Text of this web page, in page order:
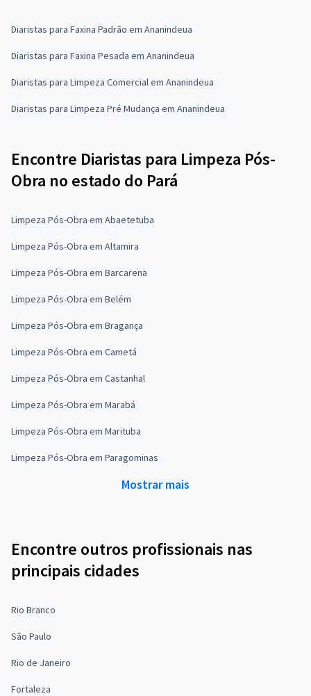
Diaristas para Faxina Padrão em Ananindeua
Diaristas para Faxina Pesada em Ananindeua
Diaristas para Limpeza Comercial em Ananindeua
Diaristas para Limpeza Pré Mudança em Ananindeua
Encontre Diaristas para Limpeza Pós-
Obra no estado do Pará
Limpeza Pós-Obra em Abaetetuba
Limpeza Pós-Obra em Altamira
Limpeza Pós-Obra em Barcarena
Limpeza Pós-Obra em Belém
Limpeza Pós-Obra em Bragança
Limpeza Pós-Obra em Cametá
Limpeza Pós-Obra em Castanhal
Limpeza Pós-Obra em Marabá
Limpeza Pós-Obra em Marituba
Limpeza Pós-Obra em Paragominas
Mostrar mais
Encontre outros profissionais nas
principais cidades
Rio Branco
São Paulo
Rio de Janeiro
Fortaleza